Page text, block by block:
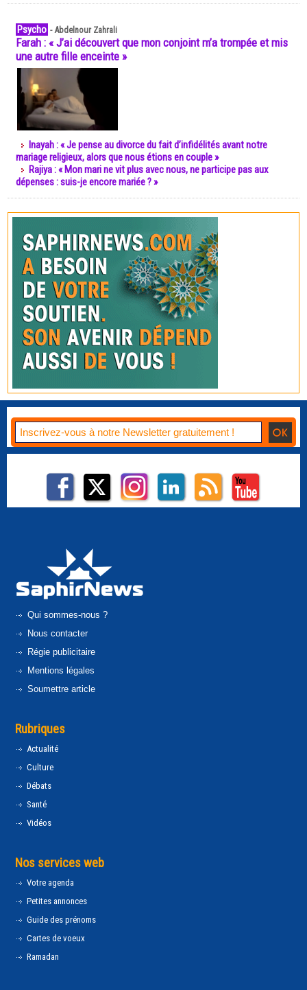
Psycho -Abdelnour Zahrali
Farah : « J’ai découvert que mon conjoint m’a trompée et mis
une autre fille enceinte »
Inayah : « Je pense au divorce du fait d’infidélités avant notre
mariage religieux, alors que nous étions en couple »
Rajiya : « Mon mari ne vit plus avec nous, ne participe pas aux
dépenses : suis-je encore mariée ? »
Qui sommes-nous ?
Nous contacter
Régie publicitaire
Mentions légales
Soumettre article
Rubriques
Actualité
Culture
Débats
Santé
Vidéos
Nos services web
Votre agenda
Petites annonces
Guide des prénoms
Cartes de voeux
Ramadan